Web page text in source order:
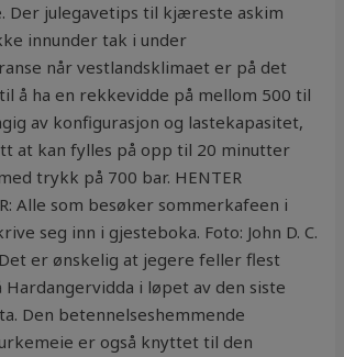
Der julegavetips til kjæreste askim
innunder tak i under
når vestlandsklimaet er på det
å ha en rekkevidde på mellom 500 til
av konfigurasjon og lastekapasitet,
at kan fylles på opp til 20 minutter
trykk på 700 bar. HENTER
Alle som besøker sommerkafeen i
seg inn i gjesteboka. Foto: John D. C.
er ønskelig at jegere feller flest
i løpet av den siste
Den betennelseshemmende
er også knyttet til den